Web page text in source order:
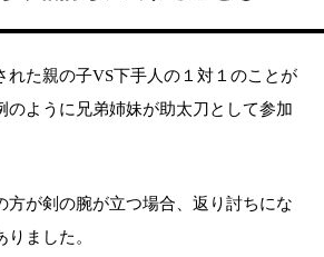
れた親の子VS下手人の１対１のことが
のように兄弟姉妹が助太刀として参加
方が剣の腕が立つ場合、返り討ちにな
ました。